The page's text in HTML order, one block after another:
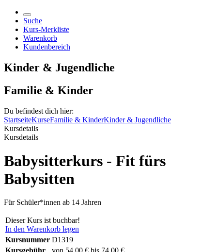
Suche
Kurs-Merkliste
Warenkorb
Kundenbereich
Kinder & Jugendliche
Familie & Kinder
Du befindest dich hier:
StartseiteKurseFamilie & KinderKinder & Jugendliche
Kursdetails
Kursdetails
Babysitterkurs - Fit fürs
Babysitten
Für Schüler*innen ab 14 Jahren
Dieser Kurs ist buchbar!
In den Warenkorb legen
Kursnummer D1319